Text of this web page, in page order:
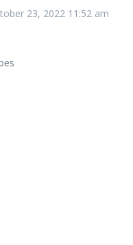
23, 2022 11:52 am